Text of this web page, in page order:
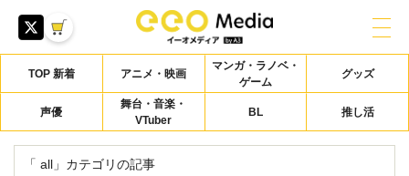
TOP 新着 アニメ・映画
マンガ・ラノベ・
ゲーム
グッズ
声優
舞台・音楽・
VTuber
BL 推し活
「 all」カテゴリの記事